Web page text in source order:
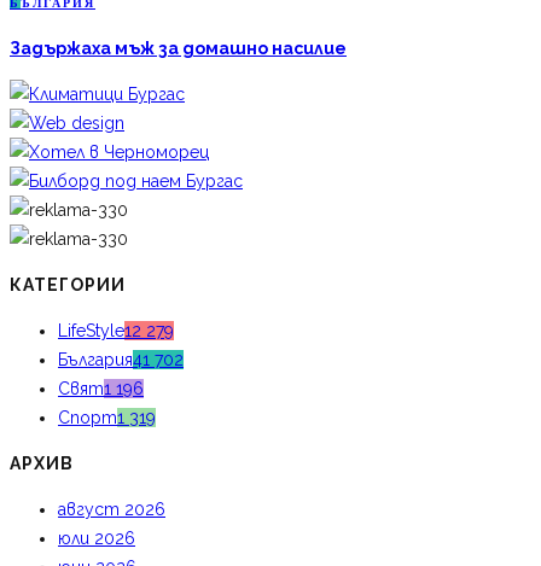
Задържаха мъж за домашно насилие
КАТЕГОРИИ
LifeStyle12 279
България41 702
Свят1 196
Спорт1 319
АРХИВ
август 2026
юли 2026